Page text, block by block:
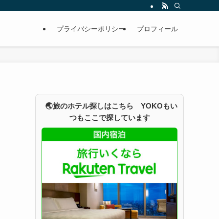
プライバシーポリシー プロフィール
🌏旅のホテル探しはこちら YOKOもい
つもここで探しています